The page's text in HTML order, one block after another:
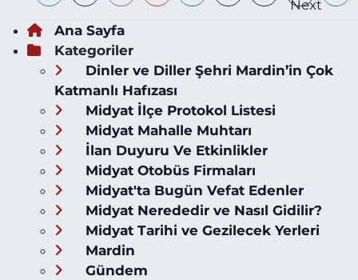
Ana Sayfa
Kategoriler
Dinler ve Diller Şehri Mardin’in Çok
Katmanlı Hafızası
Midyat İlçe Protokol Listesi
Midyat Mahalle Muhtarı
İlan Duyuru Ve Etkinlikler
Midyat Otobüs Firmaları
Midyat'ta Bugün Vefat Edenler
Midyat Nerededir ve Nasıl Gidilir?
Midyat Tarihi ve Gezilecek Yerleri
Mardin
Gündem